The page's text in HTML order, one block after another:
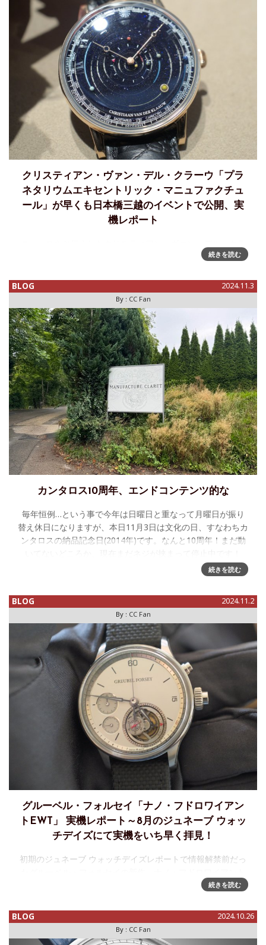
クリスティアン・ヴァン・デル・クラーウ「プラ
ネタリウムエキセントリック・マニュファクチュ
ール」が早くも日本橋三越のイベントで公開、実
機レポート
ーウ（Christiaan van der Klaauw – CVDK)の50周年記念作
ァクチュール」、その実機が日
続きを読む
BLOG 2024.11.3
By : CC Fan
カンタロス10周年、エンドコンテンツ的な
毎年恒例…という事で今年は日曜日と重なって月曜日が振り
替え休日になりますが、本日11月3日は文化の日、すなわちカ
ンタロスの納品記念日(2014年)です。なんと10周年！まだ動
続きを読む
BLOG 2024.11.2
By : CC Fan
グルーベル・フォルセイ「ナノ・フドロワイアン
トEWT」 実機レポート～8月のジュネーブ ウォッ
チデイズにて実機をいち早く拝見！
初期のジュネーブ ウォッチデイズレポートで情報解禁前だっ
EWTがいよいよ11月1日に公開されました。実は、ジュネー
フドロワイアン
続きを読む
BLOG 2024.10.26
By : CC Fan